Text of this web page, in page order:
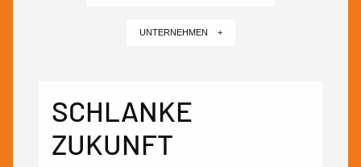
UNTERNEHMEN +
SCHLANKE
ZUKUNFT